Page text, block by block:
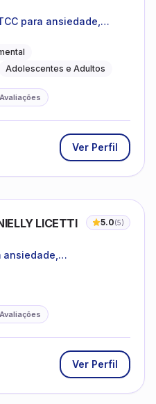
para ansiedade,
Adolescentes e Adultos
Avaliações
Ver Perfil
LICETTI 5.0(5)
ansiedade,
Avaliações
Ver Perfil